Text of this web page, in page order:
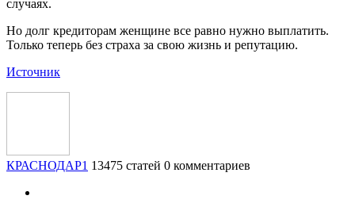
случаях.
Но долг кредиторам женщине все равно нужно выплатить.
Только теперь без страха за свою жизнь и репутацию.
Источник
КРАСНОДАР1 13475 статей 0 комментариев